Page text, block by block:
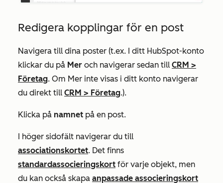
Redigera kopplingar för en post
Navigera till dina poster (t.ex. I ditt HubSpot-konto
klickar du på Mer och navigerar sedan till CRM >
Företag. Om Mer inte visas i ditt konto navigerar
du direkt till CRM > Företag.).
Klicka på namnet på en post.
I höger sidofält navigerar du till
associationskortet. Det finns
standardassocieringskort för varje objekt, men
du kan också skapa anpassade associeringskort